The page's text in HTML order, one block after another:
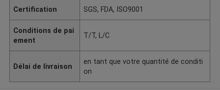
Certification SGS, FDA, ISO9001
Conditions de pai
ement
T/T, L/C
Délai de livraison
en tant que votre quantité de conditi
on